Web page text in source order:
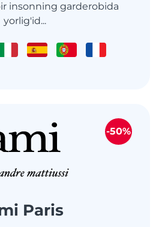
insonning garderobida
yorlig'id...
Paris
-50%